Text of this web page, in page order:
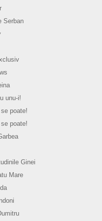
Serban
unu-i!
poate!
poate!
Ginei
Mare